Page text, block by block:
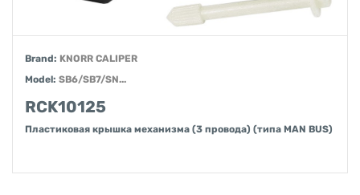
Brand: KNORR CALIPER
Model: SB6/SB7/SN...
RCK10125
Пластиковая крышка механизма (3 провода) (типа MAN BUS)